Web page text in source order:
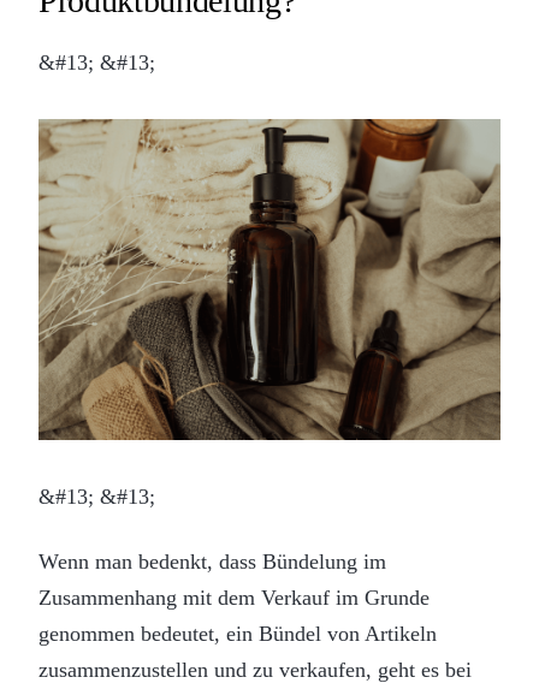
&#13; &#13;
&#13; &#13;
Wenn man bedenkt, dass Bündelung im
Zusammenhang mit dem Verkauf im Grunde
genommen bedeutet, ein Bündel von Artikeln
zusammenzustellen und zu verkaufen, geht es bei